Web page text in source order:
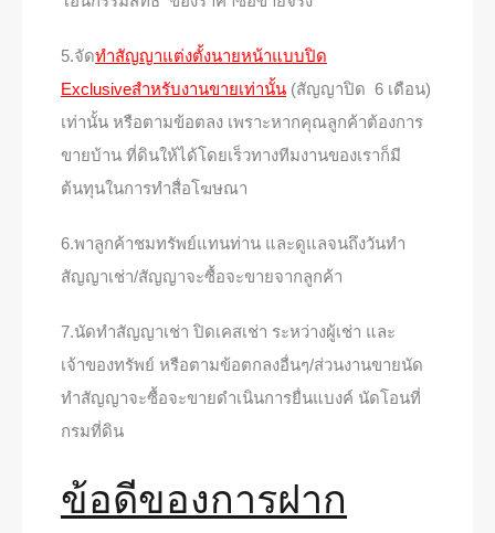
5.จัดทำสัญญาแต่งตั้งนายหน้าแบบปิด
Exclusiveสำหรับงานขายเท่านั้น (สัญญาปิด 6 เดือน)
เท่านั้น หรือตามข้อตลง เพราะหากคุณลูกค้าต้องการ
ขายบ้าน ที่ดินให้ได้โดยเร็วทางทีมงานของเราก็มี
ต้นทุนในการทำสื่อโฆษณา
6.พาลูกค้าชมทรัพย์แทนท่าน และดูแลจนถึงวันทำ
สัญญาเช่า/สัญญาจะซื้อจะขายจากลูกค้า
7.นัดทำสัญญาเช่า ปิดเคสเช่า ระหว่างผู้เช่า และ
เจ้าของทรัพย์ หรือตามข้อตกลงอื่นๆ/ส่วนงานขายนัด
ทำสัญญาจะซื้อจะขายดำเนินการยื่นแบงค์ นัดโอนที่
กรมที่ดิน
ข้อดีของการฝาก